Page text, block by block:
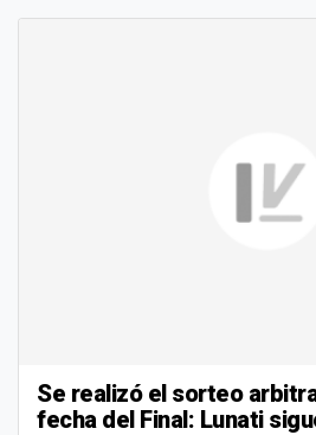
Se realizó el sorteo
fecha del Final: Lunati